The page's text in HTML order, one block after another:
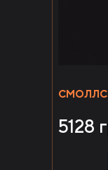
5128